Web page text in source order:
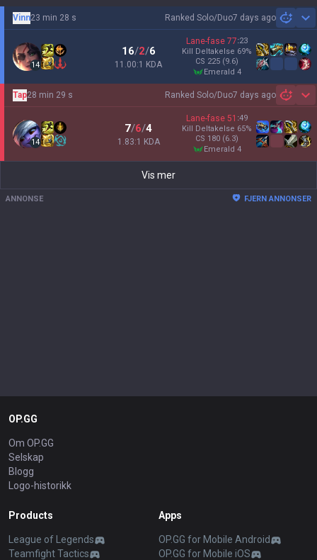
Ranked Solo/Duo7 days ago
Vinn23 min 28 s
14
16/2/6
11.00:1 KDA
Lane-fase 77:23
Kill Deltakelse 69%
CS 225 (9.6)
emerald 4
Ranked Solo/Duo7 days ago
Tap28 min 29 s
14
7/6/4
1.83:1 KDA
Lane-fase 51 :49
Kill Deltakelse 65%
CS 180 (6.3)
emerald 4
Vis mer
ANNONSE FJERN ANNONSER
OP.GG
Om OP.GG
Selskap
Blogg
Logo-historikk
Products
League of Legends
Teamfight Tactics
Apps
OP.GG for Mobile Android
OP.GG for Mobile iOS